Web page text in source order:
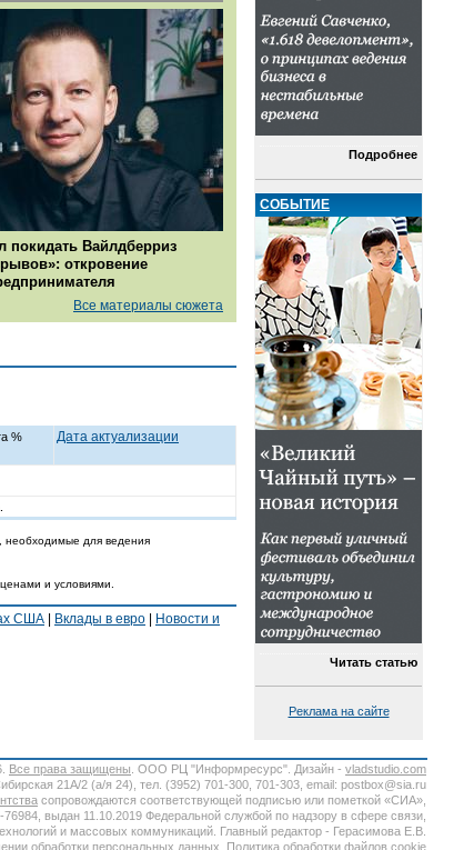
покидать Вайлдберриз
откровение
Все материалы сюжета
% Дата актуализации
необходимые для ведения
и условиями.
США Вклады в евро
Новости и
Подробнее
СОБЫТИЕ
Читать статью
Реклама на сайте
Все права защищены . ООО РЦ "Информресурс". Дизайн - vladstudio.com
21А/2 (а/я 24), тел. (3952) 701-300, 701-303, email: postbox@sia.ru
сопровождаются соответствующей подписью или пометкой «СИА»,
выдан 11.10.2019 Федеральной службой по надзору в сфере связи,
и массовых коммуникаций. Главный редактор - Герасимова Е.В.
обработки персональных данных.
Политика обработки файлов cookie